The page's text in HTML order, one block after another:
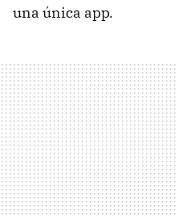
una única app.